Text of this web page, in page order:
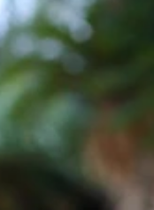
ドル飲み姿カワイイＧ